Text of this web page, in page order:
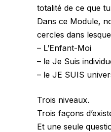
totalité de ce que
Dans ce Module,
cercles dans
– L’Enfant-Moi
– le Je Suis
– le JE SUIS
Trois niveaux.
Trois façons
Et une seule